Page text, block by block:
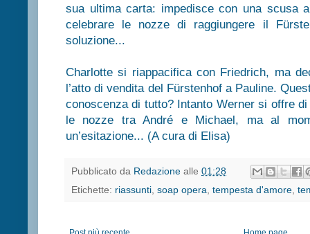
sua ultima carta: impedisce con una scusa
celebrare le nozze di raggiungere il
soluzione...
Charlotte si riappacifica con Friedrich, ma
l’atto di vendita del Fürstenhof a Pauline.
conoscenza di tutto? Intanto Werner si offre
le nozze tra André e Michael, ma al
un’esitazione... (A cura di Elisa)
Pubblicato da Redazione alle 01:28
Etichette: riassunti soap opera tempesta d'amore